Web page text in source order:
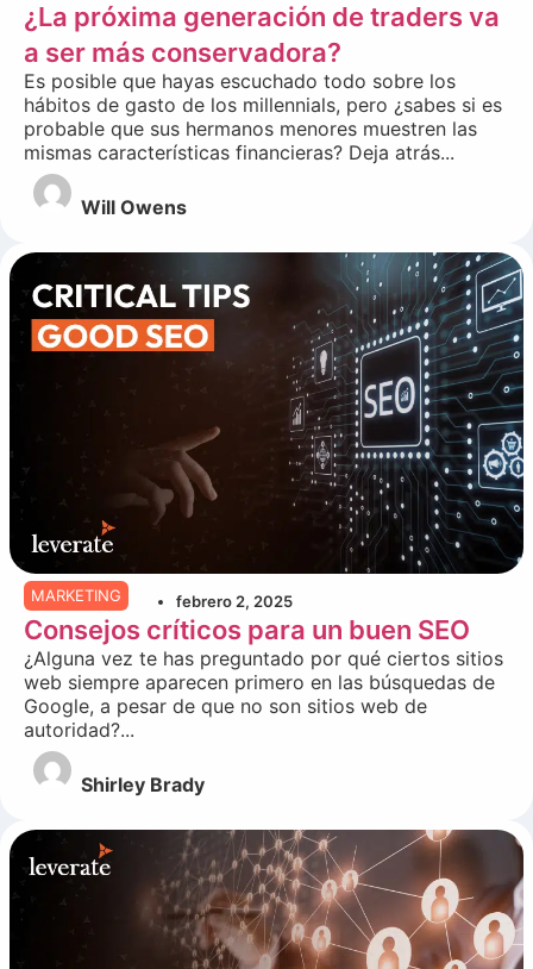
¿La próxima generación de traders va
a ser más conservadora?
Es posible que hayas escuchado todo sobre los
hábitos de gasto de los millennials, pero ¿sabes si es
probable que sus hermanos menores muestren las
mismas características financieras? Deja atrás...
Will Owens
MARKETING febrero 2, 2025
Consejos críticos para un buen SEO
¿Alguna vez te has preguntado por qué ciertos sitios
web siempre aparecen primero en las búsquedas de
Google, a pesar de que no son sitios web de
autoridad?...
Shirley Brady